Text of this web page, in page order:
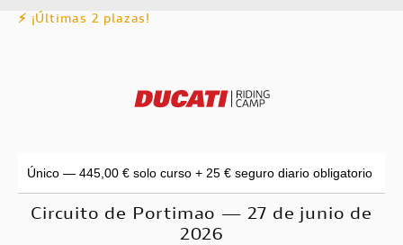
⚡ ¡Últimas 2 plazas!
Circuito de Portimao — 27 de junio de
2026